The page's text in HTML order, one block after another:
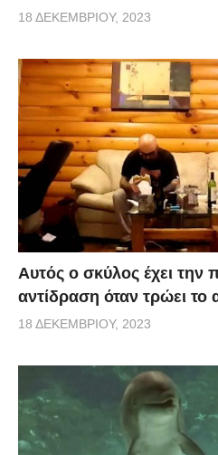
18 ΔΕΚΕΜΒΡΊΟΥ, 2023
Αυτός ο σκύλος έχει την
αντίδραση όταν τρώει το
18 ΔΕΚΕΜΒΡΊΟΥ, 2023